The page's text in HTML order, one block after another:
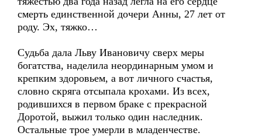
смерть единственной дочери Анны, 27 лет от
роду. Эх, тяжко…
Судьба дала Льву Ивановичу сверх меры
богатства, наделила неординарным умом и
крепким здоровьем, а вот личного счастья,
словно скряга отсыпала крохами. Из всех,
родившихся в первом браке с прекрасной
Доротой, выжил только один наследник.
Остальные трое умерли в младенчестве.